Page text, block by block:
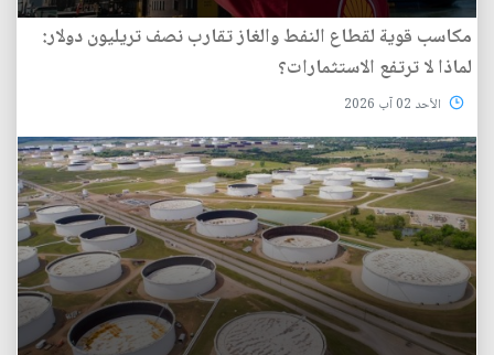
مكاسب قوية لقطاع النفط والغاز تقارب نصف تريليون دولار:
لماذا لا ترتفع الاستثمارات؟
الأحد 02 آب 2026